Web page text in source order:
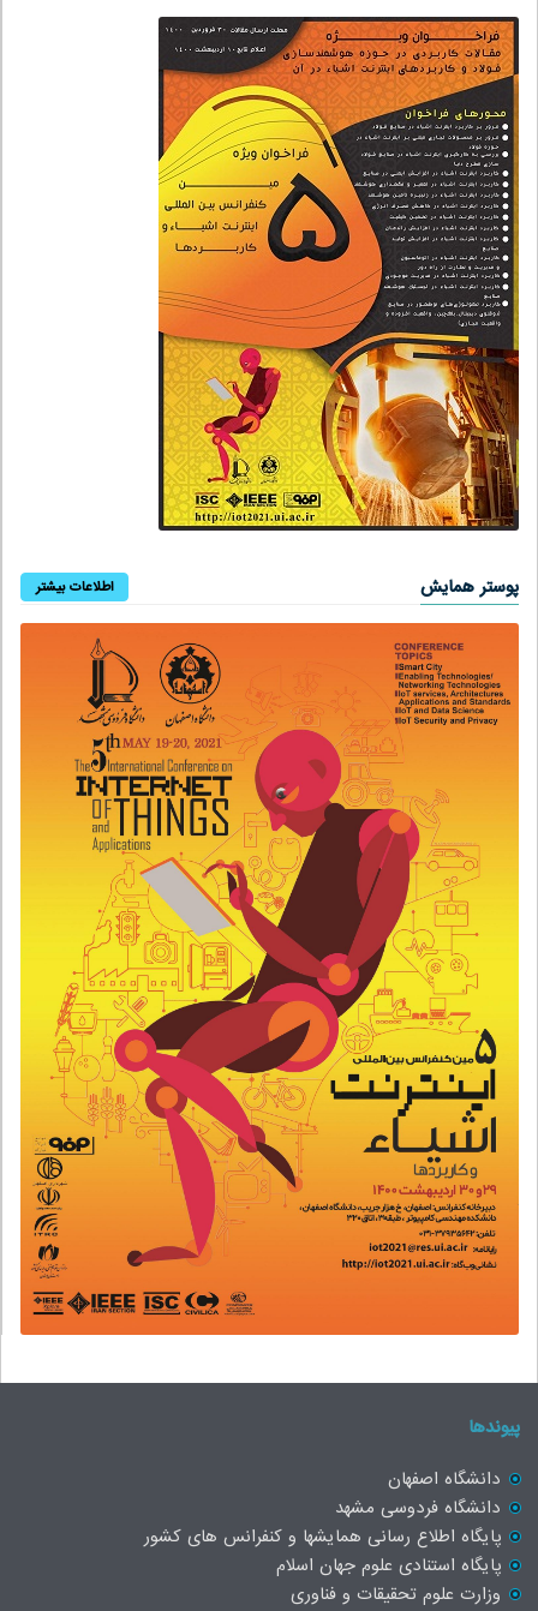
پوستر همایش اطلاعات بیشتر
پیوندها
دانشگاه اصفهان
دانشگاه فردوسی مشهد
پایگاه اطلاع رسانی همایشها و کنفرانس های کشور
پایگاه استنادی علوم جهان اسلام
وزارت علوم تحقیقات و فناوری